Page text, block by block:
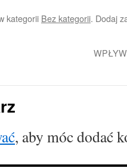
kategorii Bez kategorii. Dodaj
, aby móc dodać